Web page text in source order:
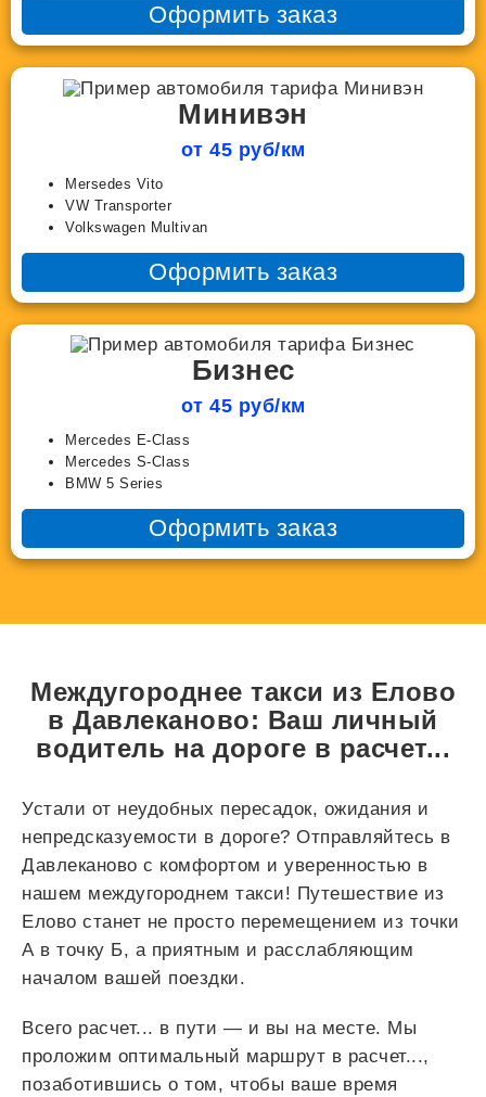
Оформить заказ
Минивэн
от 45 руб/км
Mersedes Vito
VW Transporter
Volkswagen Multivan
Оформить заказ
Бизнес
от 45 руб/км
Mercedes E-Class
Mercedes S-Class
BMW 5 Series
Оформить заказ
Междугороднее такси из Елово
в Давлеканово: Ваш личный
водитель на дороге в расчет...
Устали от неудобных пересадок, ожидания и
непредсказуемости в дороге? Отправляйтесь в
Давлеканово с комфортом и уверенностью в
нашем междугороднем такси! Путешествие из
Елово станет не просто перемещением из точки
А в точку Б, а приятным и расслабляющим
началом вашей поездки.
Всего расчет... в пути — и вы на месте. Мы
проложим оптимальный маршрут в расчет...,
позаботившись о том, чтобы ваше время